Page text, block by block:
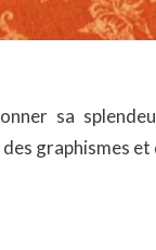
sa
graphismes